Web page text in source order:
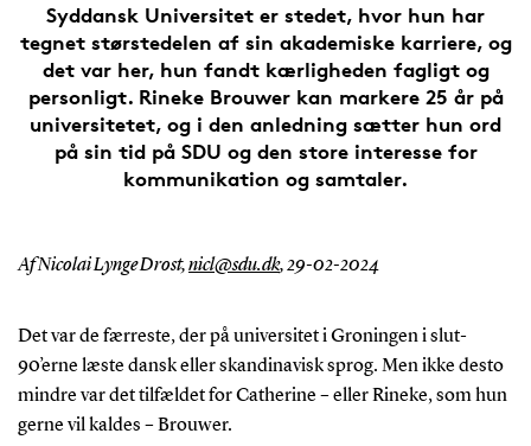
Syddansk Universitet er stedet, hvor hun har
tegnet størstedelen af sin akademiske karriere, og
det var her, hun fandt kærligheden fagligt og
personligt. Rineke Brouwer kan markere 25 år på
universitetet, og i den anledning sætter hun ord
på sin tid på SDU og den store interesse for
kommunikation og samtaler.
Af Nicolai Lynge Drost,nicl@sdu.dk,29-02-2024
Det var de færreste, der på universitet i Groningen i slut-
90’erne læste dansk eller skandinavisk sprog. Men ikke desto
mindre var det tilfældet for Catherine – eller Rineke, som hun
gerne vil kaldes – Brouwer.